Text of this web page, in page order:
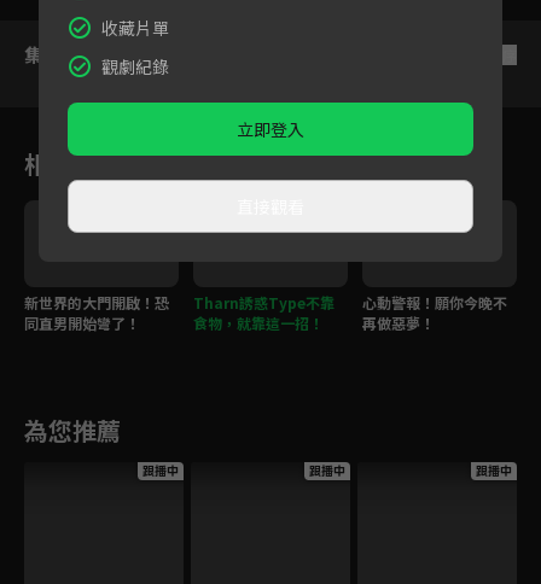
集數列表
相關花絮
新世界的大門開啟！恐
同直男開始彎了！
Tharn誘惑Type不靠
食物，就靠這一招！
心動警報！願你今晚不
再做惡夢！
為您推薦
跟播中 跟播中 跟播中
收藏片單
觀劇紀錄
立即登入